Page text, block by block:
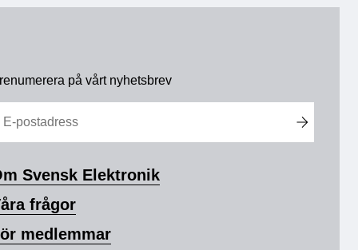
på vårt nyhetsbrev
Svensk Elektronik
frågor
medlemmar